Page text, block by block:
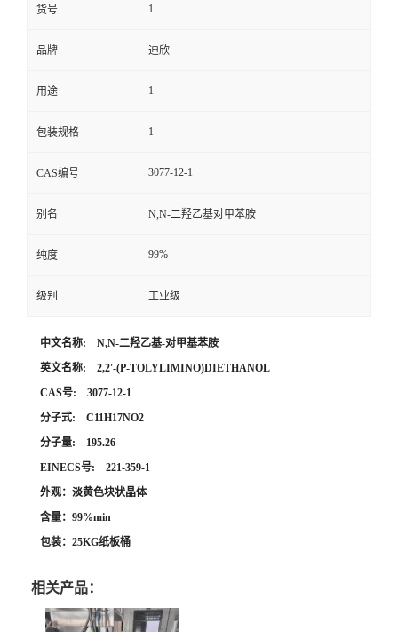
在
线
留
言
货号 1
品牌 迪欣
用途 1
包装规格 1
CAS编号 3077-12-1
别名 N,N-二羟乙基对甲苯胺
纯度 99%
级别 工业级
中文名称: N,N-二羟乙基-对甲基苯胺
英文名称: 2,2'-(P-TOLYLIMINO)DIETHANOL
CAS号: 3077-12-1
分子式: C11H17NO2
分子量: 195.26
EINECS号: 221-359-1
外观：淡黄色块状晶体
含量：99%min
包装：25KG纸板桶
相关产品：